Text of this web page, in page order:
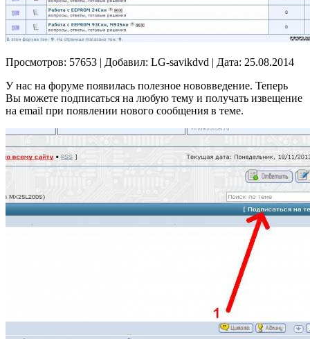
Просмотров: 57653 | Добавил: LG-savikdvd | Дата: 25.08.2014
У нас на форуме появилась полезное нововведение. Теперь
Вы можете подписаться на любую тему и получать извещение
на email при появлении нового сообщения в теме.